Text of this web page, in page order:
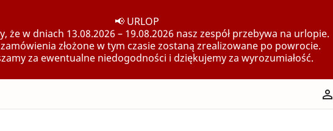
📢 URLOP
że w dniach 13.08.2026 – 19.08.2026 nasz zespół przebywa na urlopie.
złożone w tym czasie zostaną zrealizowane po powrocie.
za ewentualne niedogodności i dziękujemy za wyrozumiałość.
